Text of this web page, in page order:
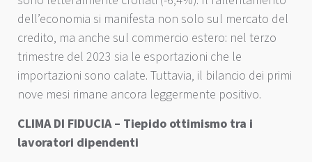
dell’economia si manifesta non solo sul mercato del
credito, ma anche sul commercio estero: nel terzo
trimestre del 2023 sia le esportazioni che le
importazioni sono calate. Tuttavia, il bilancio dei primi
nove mesi rimane ancora leggermente positivo.
CLIMA DI FIDUCIA – Tiepido ottimismo tra i
lavoratori dipendenti